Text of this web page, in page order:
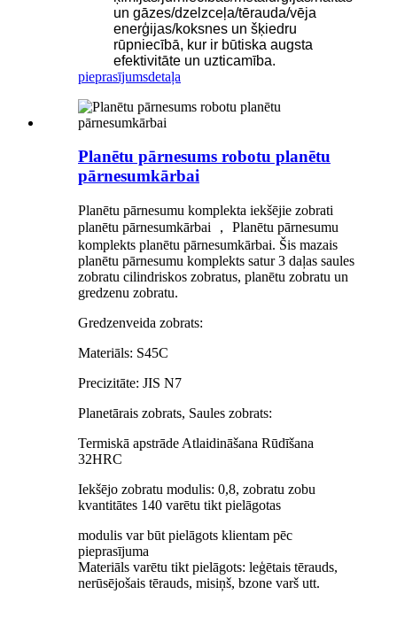
un gāzes/dzelzceļa/tērauda/vēja
enerģijas/koksnes un šķiedru
rūpniecībā, kur ir būtiska augsta
efektivitāte un uzticamība.
pieprasījumsdetaļa
Planētu pārnesums robotu planētu
pārnesumkārbai
Planētu pārnesumu komplekta iekšējie zobrati
planētu pārnesumkārbai ， Planētu pārnesumu
komplekts planētu pārnesumkārbai. Šis mazais
planētu pārnesumu komplekts satur 3 daļas saules
zobratu cilindriskos zobratus, planētu zobratu un
gredzenu zobratu.
Gredzenveida zobrats:
Materiāls: S45C
Precizitāte: JIS N7
Planetārais zobrats, Saules zobrats:
Termiskā apstrāde Atlaidināšana Rūdīšana
32HRC
Iekšējo zobratu modulis: 0,8, zobratu zobu
kvantitātes 140 varētu tikt pielāgotas
modulis var būt pielāgots klientam pēc
pieprasījuma
Materiāls varētu tikt pielāgots: leģētais tērauds,
nerūsējošais tērauds, misiņš, bzone varš utt.